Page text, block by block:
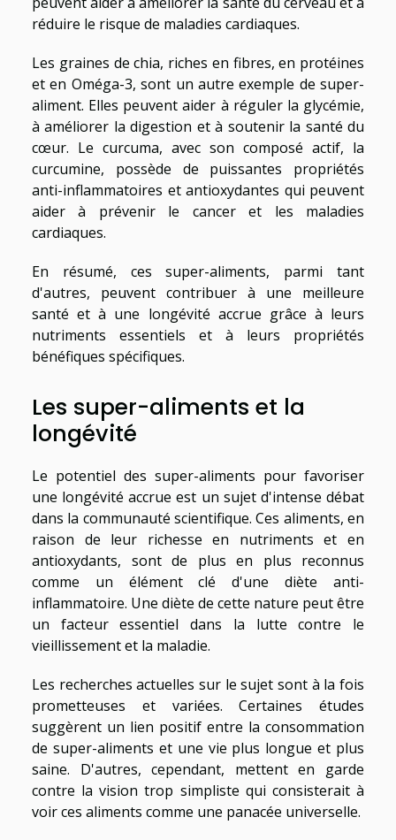
réduire le risque de maladies cardiaques.
Les graines de chia, riches en fibres, en protéines
et en Oméga-3, sont un autre exemple de super-
aliment. Elles peuvent aider à réguler la glycémie,
à améliorer la digestion et à soutenir la santé du
cœur. Le curcuma, avec son composé actif, la
curcumine, possède de puissantes propriétés
anti-inflammatoires et antioxydantes qui peuvent
aider à prévenir le cancer et les maladies
cardiaques.
En résumé, ces super-aliments, parmi tant
d'autres, peuvent contribuer à une meilleure
santé et à une longévité accrue grâce à leurs
nutriments essentiels et à leurs propriétés
bénéfiques spécifiques.
Les super-aliments et la
longévité
Le potentiel des super-aliments pour favoriser
une longévité accrue est un sujet d'intense débat
dans la communauté scientifique. Ces aliments, en
raison de leur richesse en nutriments et en
antioxydants, sont de plus en plus reconnus
comme un élément clé d'une diète anti-
inflammatoire. Une diète de cette nature peut être
un facteur essentiel dans la lutte contre le
vieillissement et la maladie.
Les recherches actuelles sur le sujet sont à la fois
prometteuses et variées. Certaines études
suggèrent un lien positif entre la consommation
de super-aliments et une vie plus longue et plus
saine. D'autres, cependant, mettent en garde
contre la vision trop simpliste qui consisterait à
voir ces aliments comme une panacée universelle.